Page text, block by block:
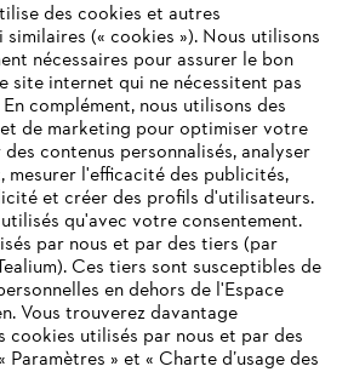
des cookies et autres
(« cookies »). Nous utilisons
nécessaires pour assurer le bon
site internet qui ne nécessitent pas
complément, nous utilisons des
de marketing pour optimiser votre
contenus personnalisés, analyser
l'efficacité des publicités,
et créer des profils d'utilisateurs.
qu'avec votre consentement.
par nous et par des tiers (par
Ces tiers sont susceptibles de
en dehors de l'Espace
Vous trouverez davantage
cookies utilisés par nous et par des
» et « Charte d’usage des